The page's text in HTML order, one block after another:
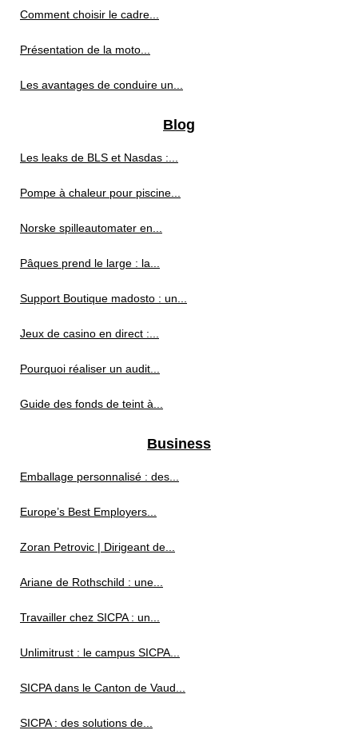
Comment choisir le cadre...
Présentation de la moto...
Les avantages de conduire un...
Blog
Les leaks de BLS et Nasdas :...
Pompe à chaleur pour piscine...
Norske spilleautomater en...
Pâques prend le large : la...
Support Boutique madosto : un...
Jeux de casino en direct :...
Pourquoi réaliser un audit...
Guide des fonds de teint à...
Business
Emballage personnalisé : des...
Europe’s Best Employers...
Zoran Petrovic | Dirigeant de...
Ariane de Rothschild : une...
Travailler chez SICPA : un...
Unlimitrust : le campus SICPA...
SICPA dans le Canton de Vaud...
SICPA : des solutions de...